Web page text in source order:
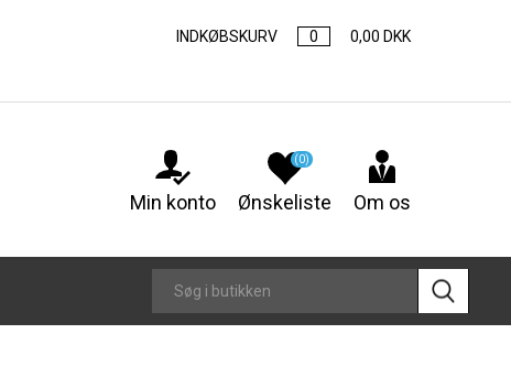
INDKØBSKURV 0 0,00 DKK
Min konto Ønskeliste
(0)
Om os